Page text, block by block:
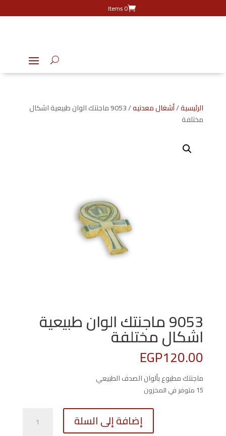
0 Items
الرئيسية/أشغال معدنيه
/ 9053 ماجنتك الوان طبيعية اشكال
مختلفة
9053 ماجنتك الوان طبيعية
اشكال مختلفة
EGP120.00
ماجنتك مطبوع بألوان الصدف الطبيعي
15 متوفر في المخزون
9053
إضافة إلى السلة